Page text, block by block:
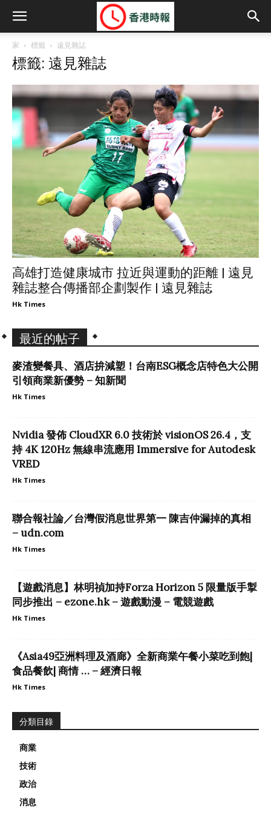
家 標籤 遠見雜誌
標籤: 遠見雜誌
高雄打造健康城市 拉近與運動的距離 | 遠見
雜誌整合傳播部企劃製作 | 遠見雜誌
Hk Times
最近的帖子
麥渣變餐具、酒店拚減塑！台南ESG概念店特色大公開
引領商業新優勢 – 知新聞
Hk Times
Nvidia 發佈 CloudXR 6.0 技術於 visionOS 26.4，支
持 4K 120Hz 無線串流應用 Immersive for Autodesk
VRED
Hk Times
聯合報社論／台灣假消息世界第一 陳吉仲漏掉的真相
– udn.com
Hk Times
【遊戲消息】林明禎加持Forza Horizon 5 限量版手掣
同步推出 – ezone.hk – 遊戲動漫 – 電競遊戲
Hk Times
《Asia49亞洲料理及酒廊》全新商業午餐小菜吃到飽|
食品餐飲| 商情 … – 經濟日報
Hk Times
分類目錄
商業
技術
政治
消息